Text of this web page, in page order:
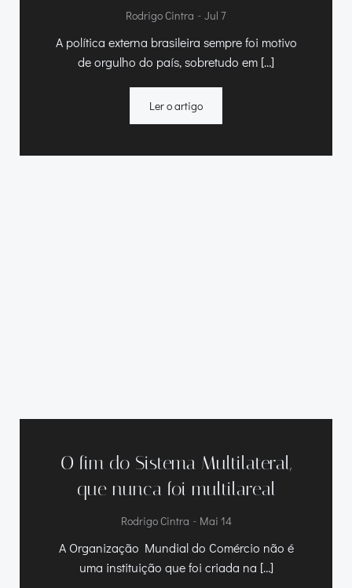
Rodrigo Cintra - Jul 7
A política externa brasileira sempre foi motivo
de orgulho do país, sobretudo em […]
Ler o artigo
O fim do Sistema Multilateral,
que nunca foi multilareal
Rodrigo Cintra - Mai 14
A Organização Mundial do Comércio não é
uma instituição que foi criada na […]